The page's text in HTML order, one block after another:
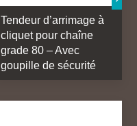
Tendeur d’arrimage à
cliquet pour chaîne
grade 80 – Avec
goupille de sécurité